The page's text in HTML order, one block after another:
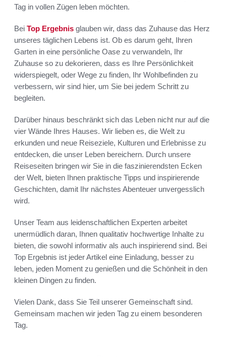
Tag in vollen Zügen leben möchten.
Bei Top Ergebnis glauben wir, dass das Zuhause das Herz
unseres täglichen Lebens ist. Ob es darum geht, Ihren
Garten in eine persönliche Oase zu verwandeln, Ihr
Zuhause so zu dekorieren, dass es Ihre Persönlichkeit
widerspiegelt, oder Wege zu finden, Ihr Wohlbefinden zu
verbessern, wir sind hier, um Sie bei jedem Schritt zu
begleiten.
Darüber hinaus beschränkt sich das Leben nicht nur auf die
vier Wände Ihres Hauses. Wir lieben es, die Welt zu
erkunden und neue Reiseziele, Kulturen und Erlebnisse zu
entdecken, die unser Leben bereichern. Durch unsere
Reiseseiten bringen wir Sie in die faszinierendsten Ecken
der Welt, bieten Ihnen praktische Tipps und inspirierende
Geschichten, damit Ihr nächstes Abenteuer unvergesslich
wird.
Unser Team aus leidenschaftlichen Experten arbeitet
unermüdlich daran, Ihnen qualitativ hochwertige Inhalte zu
bieten, die sowohl informativ als auch inspirierend sind. Bei
Top Ergebnis ist jeder Artikel eine Einladung, besser zu
leben, jeden Moment zu genießen und die Schönheit in den
kleinen Dingen zu finden.
Vielen Dank, dass Sie Teil unserer Gemeinschaft sind.
Gemeinsam machen wir jeden Tag zu einem besonderen
Tag.